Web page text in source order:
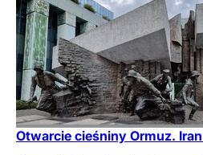
Otwarcie cieśniny Ormuz.